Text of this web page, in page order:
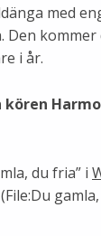
med
Den
i år.
kören
du fria” i
(File:Du